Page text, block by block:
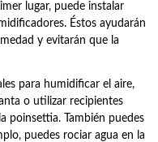
lugar, puede instalar
Éstos ayudarán
y evitarán que la
para humidificar el aire,
o utilizar recipientes
poinsettia. También puedes
puedes rociar agua en la